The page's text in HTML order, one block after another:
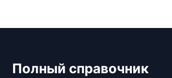
Полный справочник